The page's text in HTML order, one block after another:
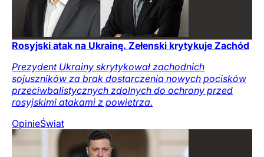
Rosyjski atak na Ukrainę. Zełenski krytykuje Zachód
Prezydent Ukrainy skrytykował zachodnich
sojuszników za brak dostarczenia nowych pocisków
przeciwbalistycznych zdolnych do ochrony przed
rosyjskimi atakami z powietrza.
OpinieŚwiat